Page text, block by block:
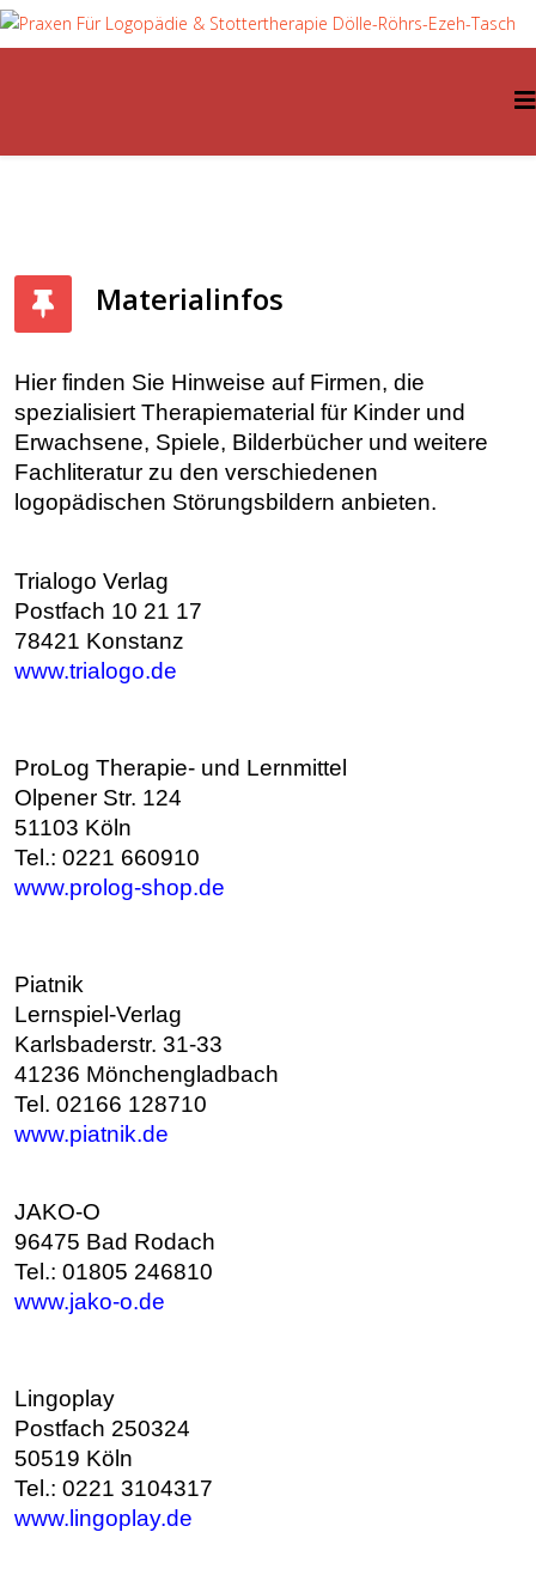
Materialinfos
Hier finden Sie Hinweise auf Firmen, die
spezialisiert Therapiematerial für Kinder und
Erwachsene, Spiele, Bilderbücher und weitere
Fachliteratur zu den verschiedenen
logopädischen Störungsbildern anbieten.
Trialogo Verlag
Postfach 10 21 17
78421 Konstanz
www.trialogo.de
ProLog Therapie- und Lernmittel
Olpener Str. 124
51103 Köln
Tel.: 0221 660910
www.prolog-shop.de
Piatnik
Lernspiel-Verlag
Karlsbaderstr. 31-33
41236 Mönchengladbach
Tel. 02166 128710
www.piatnik.de
JAKO-O
96475 Bad Rodach
Tel.: 01805 246810
www.jako-o.de
Lingoplay
Postfach 250324
50519 Köln
Tel.: 0221 3104317
www.lingoplay.de